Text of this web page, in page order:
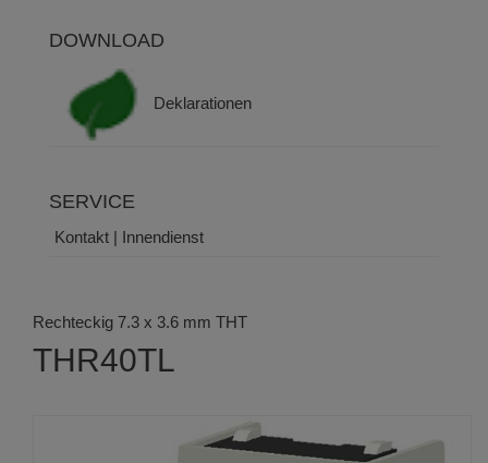
DOWNLOAD
Deklarationen
SERVICE
Kontakt | Innendienst
Rechteckig 7.3 x 3.6 mm THT
THR40TL